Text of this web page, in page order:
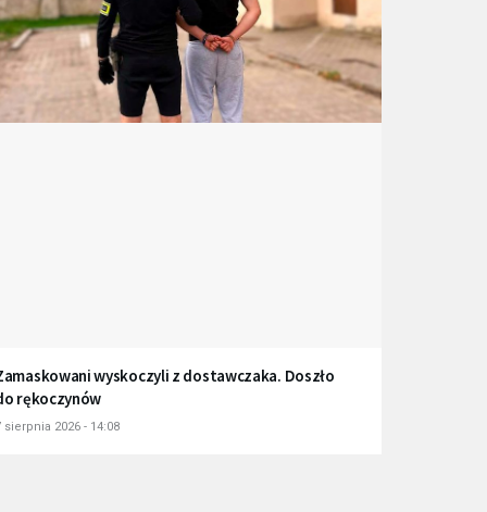
wyskoczyli z dostawczaka. Doszło
rękoczynów
sierpnia 2026 - 14:08